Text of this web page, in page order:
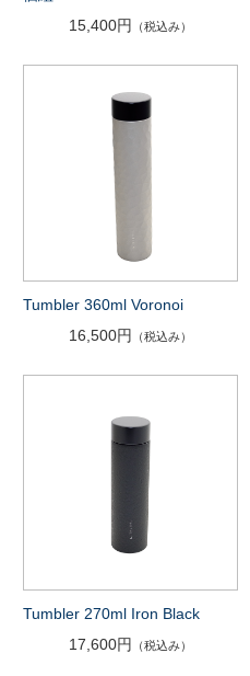
15,400円
（税込み）
Tumbler 360ml Voronoi
16,500円 （税込み）
Tumbler 270ml Iron Black
17,600円
（税込み）